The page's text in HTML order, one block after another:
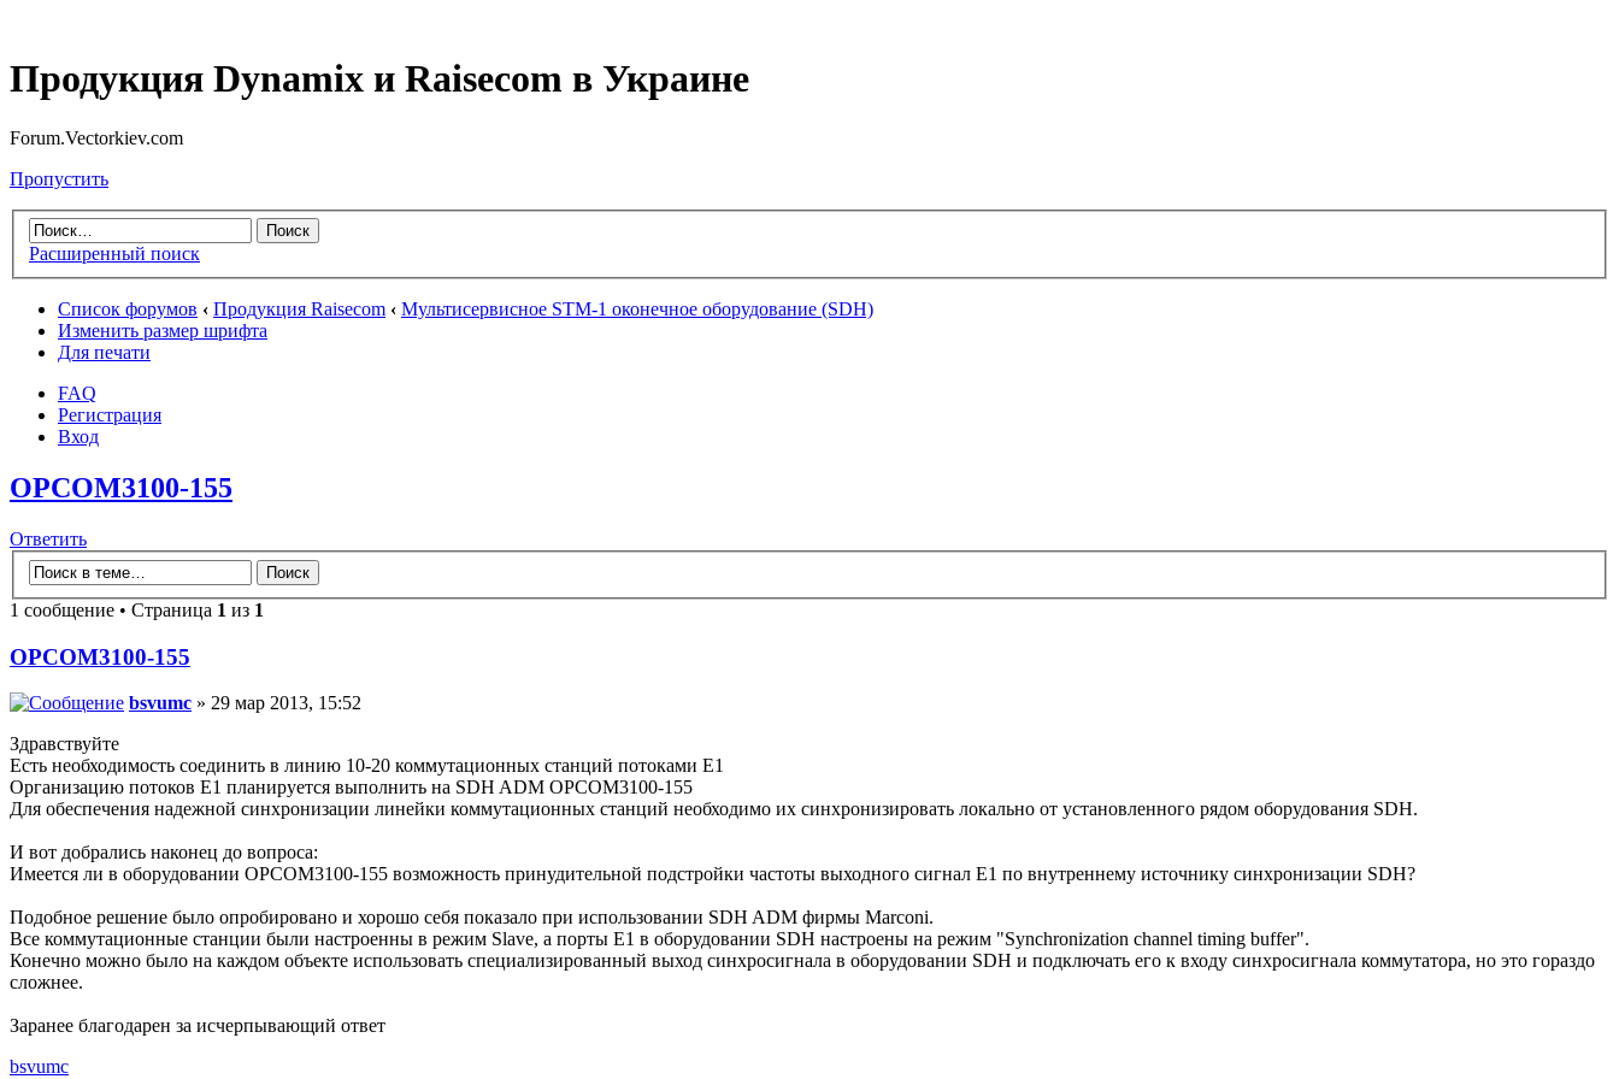
Продукция Dynamix и Raisecom в Украине
Forum.Vectorkiev.com
Пропустить
Расширенный поиск
Список форумов ‹ Продукция Raisecom ‹ Мультисервисное STM-1 оконечное оборудование (SDH)
Изменить размер шрифта
Для печати
FAQ
Регистрация
Вход
OPCOM3100-155
Ответить
1 сообщение • Страница 1 из 1
OPCOM3100-155
bsvumc » 29 мар 2013, 15:52
Здравствуйте
Есть необходимость соединить в линию 10-20 коммутационных станций потоками Е1
Организацию потоков Е1 планируется выполнить на SDH ADM OPCOM3100-155
Для обеспечения надежной синхронизации линейки коммутационных станций необходимо их синхронизировать локально от установленного рядом оборудования SDH.
И вот добрались наконец до вопроса:
Имеется ли в оборудовании OPCOM3100-155 возможность принудительной подстройки частоты выходного сигнал Е1 по внутреннему источнику синхронизации SDH?
Подобное решение было опробировано и хорошо себя показало при использовании SDH ADM фирмы Marconi.
Все коммутационные станции были настроенны в режим Slave, а порты Е1 в оборудовании SDH настроены на режим "Synchronization channel timing buffer".
Конечно можно было на каждом объекте использовать специализированный выход синхросигнала в оборудовании SDH и подключать его к входу синхросигнала коммутатора, но это гораздо
сложнее.
Заранее благодарен за исчерпывающий ответ
bsvumc